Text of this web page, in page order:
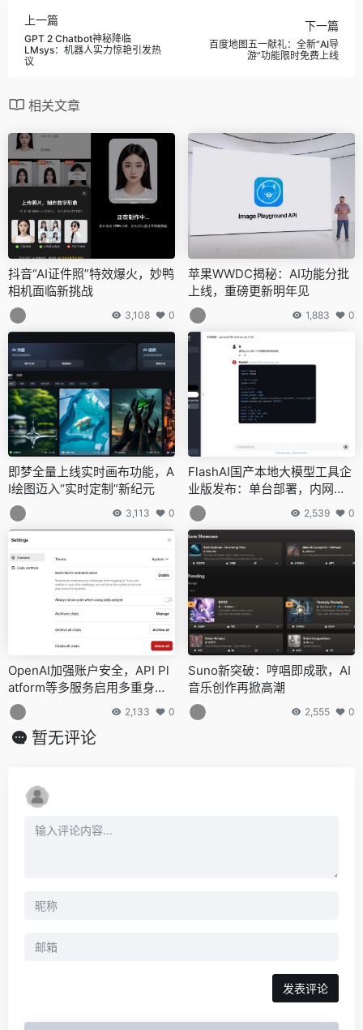
上一篇
GPT 2 Chatbot神秘降临
LMsys：机器人实力惊艳引发热
议
下一篇
百度地图五一献礼：全新“AI导
游”功能限时免费上线
相关文章
抖音“AI证件照”特效爆火，妙鸭
相机面临新挑战
3,108 0
苹果WWDC揭秘：AI功能分批
上线，重磅更新明年见
1,883 0
即梦全量上线实时画布功能，A
I绘图迈入“实时定制”新纪元
3,113 0
FlashAI国产本地大模型工具企
业版发布：单台部署，内网全
设备共享
2,539 0
OpenAI加强账户安全，API Pl
atform等多服务启用多重身份
验证MFA功能
2,133 0
Suno新突破：哼唱即成歌，AI
音乐创作再掀高潮
2,555 0
暂无评论
发表评论